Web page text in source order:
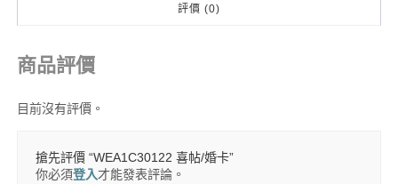
評價 (0)
商品評價
目前沒有評價。
搶先評價 “WEA1C30122 喜帖/婚卡”
你必須登入才能發表評論。